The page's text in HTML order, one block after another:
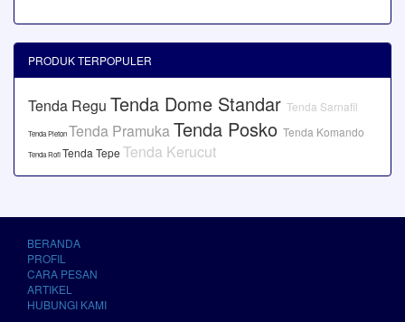
PRODUK TERPOPULER
Tenda Regu Tenda Dome Standar Tenda Sarnafil
Tenda PletonTenda PramukaTenda Posko Tenda Komando
Tenda RofiTenda Tepe Tenda Kerucut
BERANDA
PROFIL
CARA PESAN
ARTIKEL
HUBUNGI KAMI